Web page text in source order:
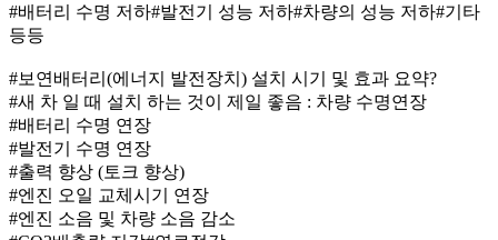
#배터리 수명 저하#발전기 성능 저하#차량의 성능 저하#기타
등등
#보연배터리(에너지 발전장치) 설치 시기 및 효과 요약?
#새 차 일 때 설치 하는 것이 제일 좋음 : 차량 수명연장
#배터리 수명 연장
#발전기 수명 연장
#출력 향상 (토크 향상)
#엔진 오일 교체시기 연장
#엔진 소음 및 차량 소음 감소